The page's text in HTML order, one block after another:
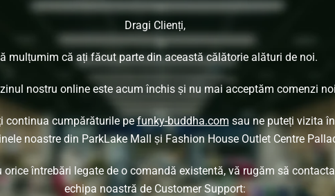
Dragi Clienți,
mulțumim că ați făcut parte din această călătorie alături de noi.
nostru online este acum închis și nu mai acceptăm comenzi
continua cumpărăturile pefunky-buddha.com sau ne puteți vizita în
noastre din ParkLake Mall și Fashion House Outlet Centre
orice întrebări legate de o comandă existentă, vă rugăm să
echipa noastră de Customer Support: